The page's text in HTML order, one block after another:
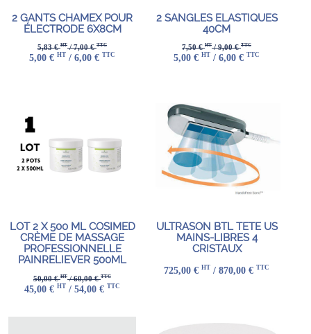
2 GANTS CHAMEX POUR
ÉLECTRODE 6X8CM
5,83 €HT/ 7,00 €TTC
5,00 € HT / 6,00 € TTC
2 SANGLES ELASTIQUES
40CM
7,50 €HT/ 9,00 €TTC
5,00 € HT / 6,00 € TTC
LOT 2 X 500 ML COSIMED
CRÈME DE MASSAGE
PROFESSIONNELLE
PAINRELIEVER 500ML
50,00 €HT/ 60,00 €TTC
45,00 € HT / 54,00 € TTC
ULTRASON BTL TETE US
MAINS-LIBRES 4
CRISTAUX
725,00 € HT / 870,00 € TTC